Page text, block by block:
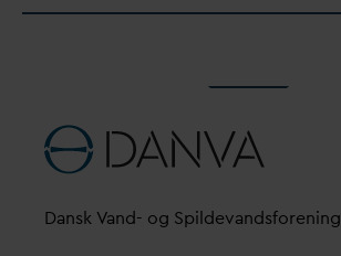
Dansk Vand- og Spildevandsforening